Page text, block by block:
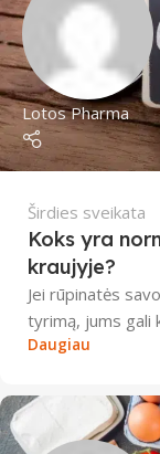
Lotos Pharma
Širdies sveikata
Koks yra
kraujyje?
Jei rūpinatės
tyrimą, jums gali
Daugiau